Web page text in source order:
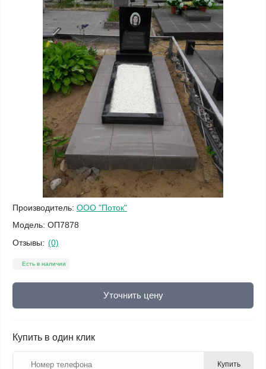
Производитель: ООО "Поток"
Модель: ОП7878
Отзывы: (0)
Есть в наличии
Уточнить цену
Купить в один клик
Купить